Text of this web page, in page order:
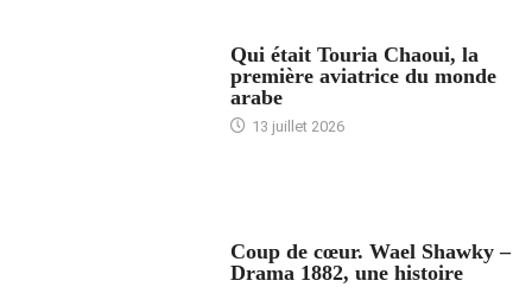
Qui était Touria Chaoui, la
première aviatrice du monde
arabe
13 juillet 2026
Coup de cœur. Wael Shawky –
Drama 1882, une histoire